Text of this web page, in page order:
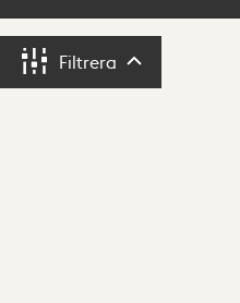
Filtrera Filtrera